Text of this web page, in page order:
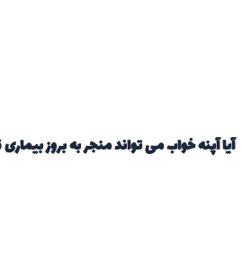
آپنه خواب می تواند منجر به بروز بیماری